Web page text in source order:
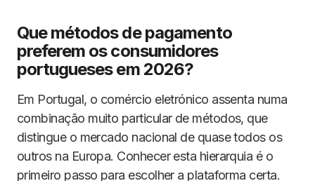
Que métodos de pagamento
preferem os consumidores
portugueses em 2026?
Em Portugal, o comércio eletrónico assenta numa
combinação muito particular de métodos, que
distingue o mercado nacional de quase todos os
outros na Europa. Conhecer esta hierarquia é o
primeiro passo para escolher a plataforma certa.